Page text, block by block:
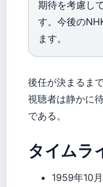
期待を考慮し
す。今後の
ます。
後任が決まるまで
視聴者は静かに
である。
タイムラ
1959年10